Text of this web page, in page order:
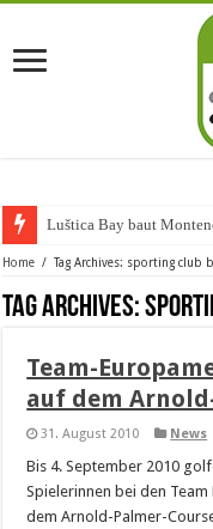
Luštica Bay baut
Home / Tag Archives: sporting club
Tag Archives:
Team-
auf dem
31. August 2010 News
Bis 4. September 2010
Spielerinnen bei den
dem Arnold-Palmer-